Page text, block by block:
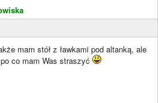
mam stół z ławkami pod altanką, ale
co mam Was straszyć